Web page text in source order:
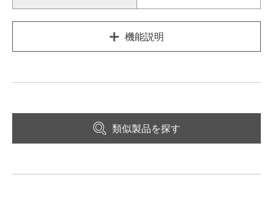
機能説明
類似製品を探す